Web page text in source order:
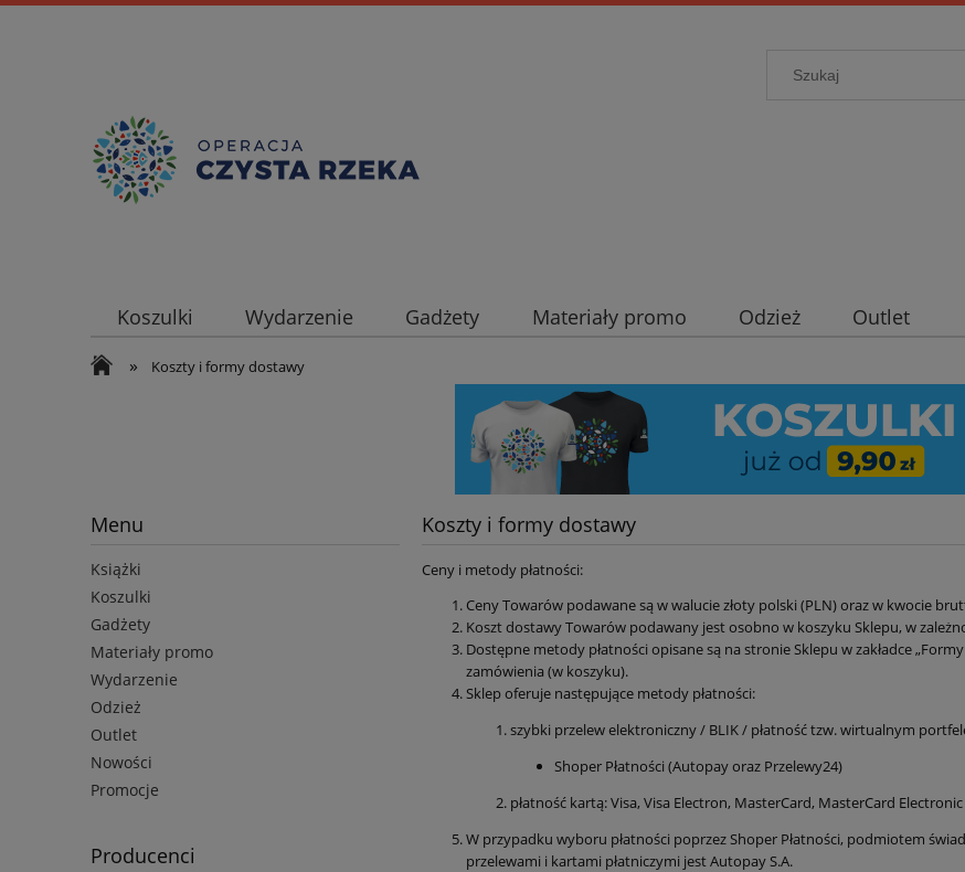
Koszulki Wydarzenie Gadżety Materiały promo Odzież Outlet
» Koszty i formy dostawy
Menu
Książki
Koszulki
Gadżety
Materiały promo
Wydarzenie
Odzież
Outlet
Nowości
Promocje
Producenci
Koszty i formy dostawy
Ceny i metody płatności:
Ceny Towarów podawane są w walucie złoty polski (PLN) oraz w kwocie
Koszt dostawy Towarów podawany jest osobno w koszyku Sklepu, w
Dostępne metody płatności opisane są na stronie Sklepu w zakładce
zamówienia (w koszyku).
Sklep oferuje następujące metody płatności:
szybki przelew elektroniczny / BLIK / płatność tzw. wirtualnym
Shoper Płatności (Autopay oraz Przelewy24)
płatność kartą: Visa, Visa Electron, MasterCard, MasterCard Electronic
W przypadku wyboru płatności poprzez Shoper Płatności, podmiotem
przelewami i kartami płatniczymi jest Autopay S.A.